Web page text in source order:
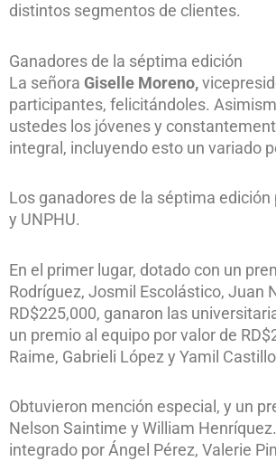
distintos segmentos de clientes.
Ganadores de la séptima edición
La señora Giselle Moreno,
participantes, felicitándoles.
ustedes los jóvenes y
integral, incluyendo esto un variado
Los ganadores de la séptima edición
y UNPHU.
En el primer lugar, dotado con un
Rodríguez, Josmil Escolástico, Juan
RD$225,000, ganaron las
un premio al equipo por valor de
Raime, Gabrieli López y Yamil
Obtuvieron mención especial, y un
Nelson Saintime y William
integrado por Ángel Pérez, Valerie